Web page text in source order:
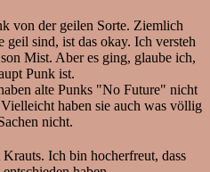
von der geilen Sorte. Ziemlich
geil sind, ist das okay. Ich versteh
Mist. Aber es ging, glaube ich,
Punk ist.
alte Punks "No Future" nicht
haben sie auch was völlig
nicht.
Ich bin hocherfreut, dass